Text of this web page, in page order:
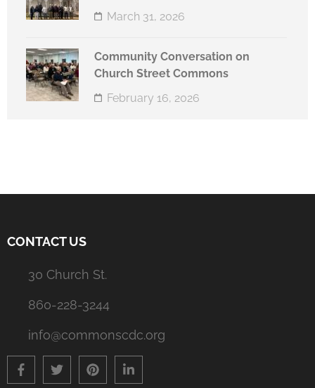
March 31, 2026
Community Conversation on
Church Street Commons
February 16, 2026
CONTACT US
30 Church St.
860-228-3244
info@commonscdc.org